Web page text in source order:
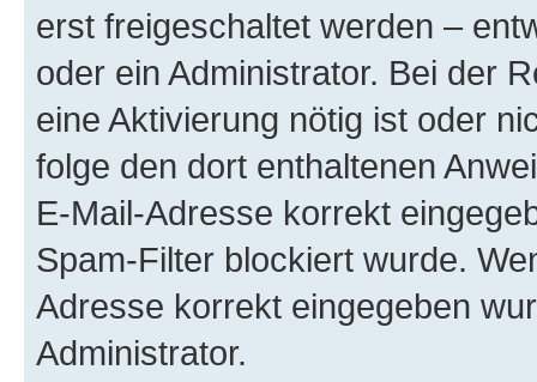
erst freigeschaltet werden –
oder ein Administrator. Bei der
eine Aktivierung nötig ist oder
folge den dort enthaltenen
E-Mail-Adresse korrekt
Spam-Filter blockiert wurde.
Adresse korrekt eingegeben
Administrator.